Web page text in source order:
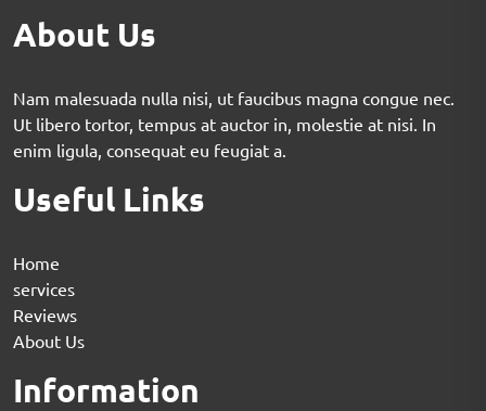
About Us
Nam malesuada nulla nisi, ut faucibus magna congue nec.
Ut libero tortor, tempus at auctor in, molestie at nisi. In
enim ligula, consequat eu feugiat a.
Useful Links
Home
services
Reviews
About Us
Information